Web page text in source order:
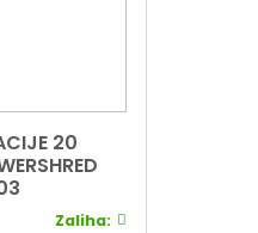
20
Zaliha: